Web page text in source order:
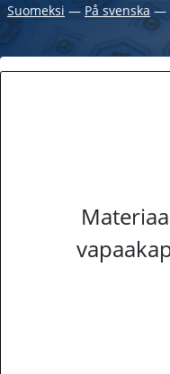
Suomeksi ― På svenska ―